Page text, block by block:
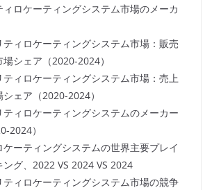
ィロケーティングシステム市場のメーカ
ィロケーティングシステム市場：販売
シェア（2020-2024）
ィロケーティングシステム市場：売上
ェア（2020-2024）
ィロケーティングシステムのメーカー
2024）
ーティングシステムの世界主要プレイ
グ、2022 VS 2024 VS 2024
ィロケーティングシステム市場の競争